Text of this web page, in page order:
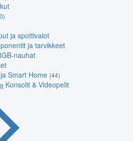
ja spottivalot
ja tarvikkeet
nauhat
Smart Home (44)
Konsolit & Videopelit